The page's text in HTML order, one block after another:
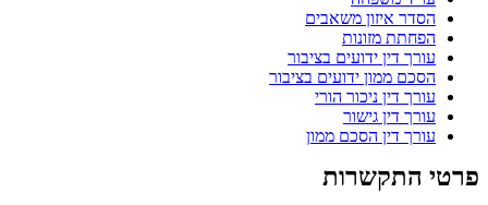
הסדר איזון משאבים
הפחתת מזונות
עורך דין ידועים בציבור
הסכם ממון ידועים בציבור
עורך דין ניכור הורי
עורך דין גישור
עורך דין הסכם ממון
פרטי התקשרות